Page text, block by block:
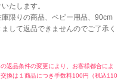
たします。
限りの商品、ベビー用品、90cm
して返品できませんのでご了承く
返品条件の変更により、お客様都合によ
換は１商品につき手数料100円（税込110